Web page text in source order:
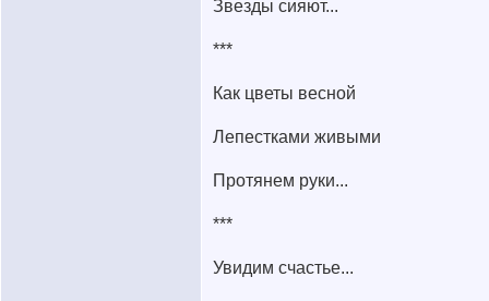
Звезды сияют...
***
Как цветы весной
Лепестками живыми
Протянем руки...
***
Увидим счастье...